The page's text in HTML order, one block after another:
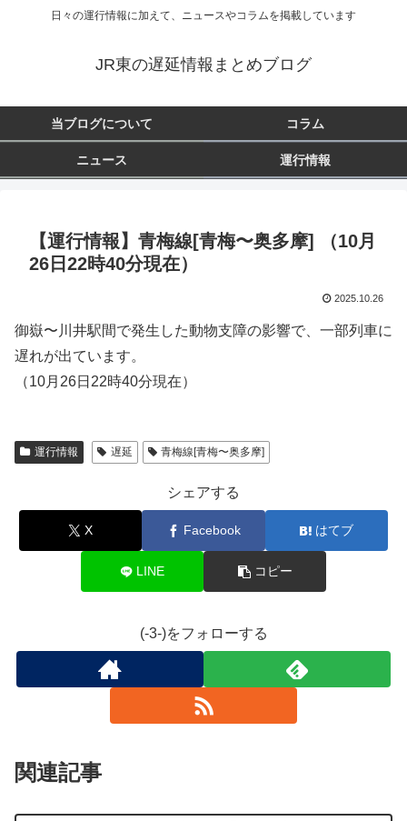
日々の運行情報に加えて、ニュースやコラムを掲載しています
JR東の遅延情報まとめブログ
当ブログについて コラム
ニュース 運行情報
【運行情報】青梅線[青梅〜奥多摩] （10月
26日22時40分現在）
2025.10.26
御嶽〜川井駅間で発生した動物支障の影響で、一部列車に
遅れが出ています。
（10月26日22時40分現在）
運行情報 遅延 青梅線[青梅〜奥多摩]
シェアする
X Facebook はてブ
LINE コピー
(-3-)をフォローする
関連記事